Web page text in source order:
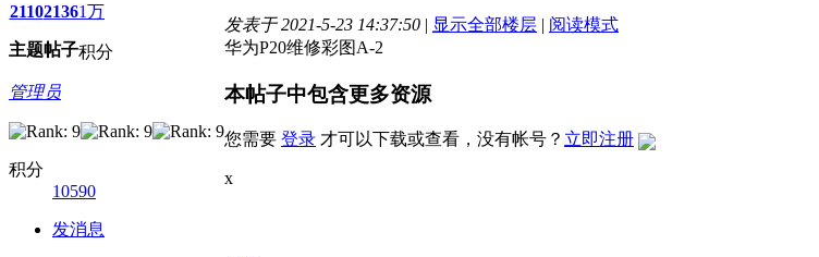
2110
主题
2136
帖子
1万
积分
管理员
积分
10590
发消息
发表于 2021-5-23 14:37:50 | 显示全部楼层 | 阅读模式
华为P20维修彩图A-2
本帖子中包含更多资源
您需要 登录 才可以下载或查看，没有帐号？ 立即注册
x